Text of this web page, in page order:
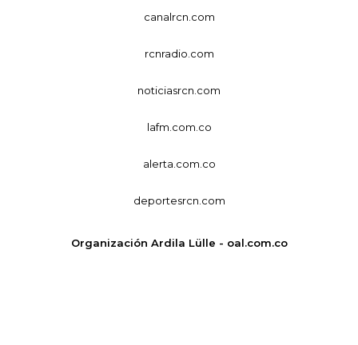
canalrcn.com
rcnradio.com
noticiasrcn.com
lafm.com.co
alerta.com.co
deportesrcn.com
Organización Ardila Lülle - oal.com.co